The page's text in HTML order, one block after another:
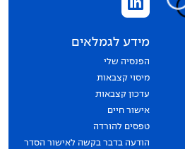
מידע לגמלאים
הפנסיה שלי
מיסוי קצבאות
עדכון קצבאות
אישור חיים
טפסים להורדה
הודעה בדבר בקשה לאישור הסדר